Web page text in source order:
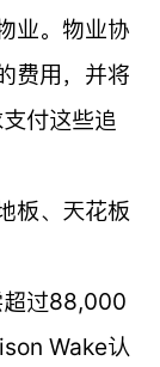
业。物业协
费用，并将
付这些追
板、天花板
超过88,000
Wake认